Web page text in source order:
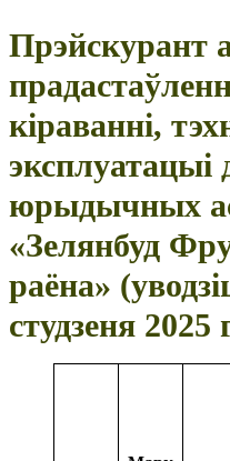
Прэйскурант
кіраванні,
эксплуатацыі
юрыдычных
«Зелянбуд
раёна»
студзеня 2025